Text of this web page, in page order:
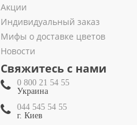
Акции
Индивидуальный заказ
Мифы о доставке цветов
Новости
Свяжитесь с нами
0 800 21 54 55
Украина
044 545 54 55
г. Киев